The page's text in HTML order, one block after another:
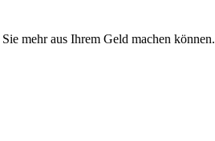
mehr aus Ihrem Geld machen können.